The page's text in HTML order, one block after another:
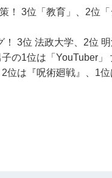
！ 3位「教育」、2位
3位 法政大学、2位
の1位は「YouTuber」
位は『呪術廻戦』、1位